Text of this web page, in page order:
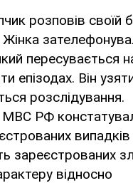
розповів своїй
Жінка
пересувається
епізодах. Він
розслідування.
РФ
випадків
зареєстрованих
відносно